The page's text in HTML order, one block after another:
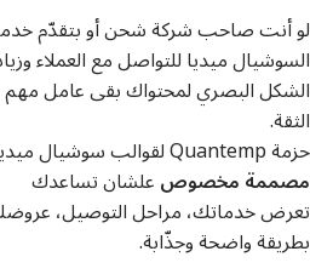
لو أنت صاحب شركة شحن أو بتقدّم
السوشيال ميديا للتواصل مع العملاء
الشكل البصري لمحتواك بقى عامل مهم
الثقة.
حزمة Quantemp لقوالب سوشيال ميديا للشحن والخدمات اللوجستية
مصممة مخصوصعلشان تساعدك
تعرض خدماتك، مراحل التوصيل،
بطريقة واضحة وجذّابة.